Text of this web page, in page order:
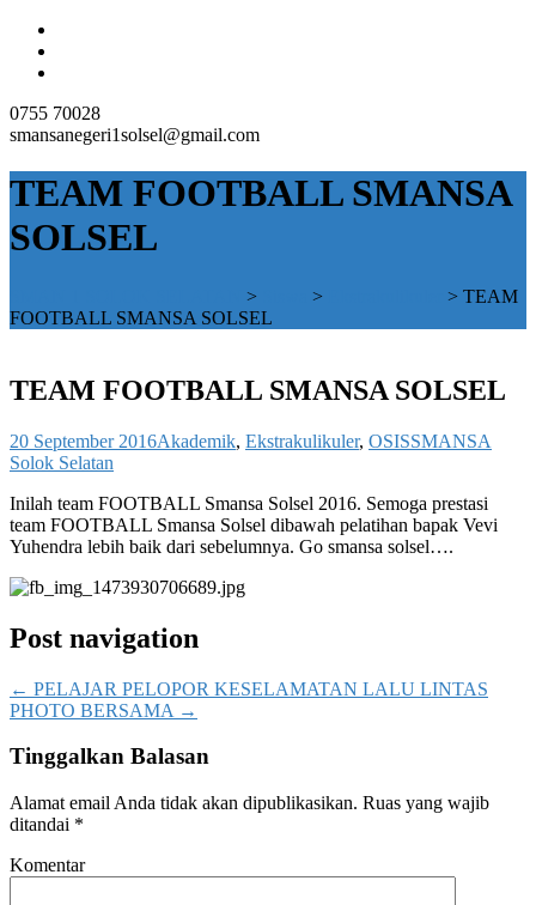
0755 70028
smansanegeri1solsel@gmail.com
TEAM FOOTBALL SMANSA
SOLSEL
> > > TEAM
FOOTBALL SMANSA SOLSEL
TEAM FOOTBALL SMANSA SOLSEL
20 September 2016Akademik, Ekstrakulikuler, OSISSMANSA
Solok Selatan
Inilah team FOOTBALL Smansa Solsel 2016. Semoga prestasi
team FOOTBALL Smansa Solsel dibawah pelatihan bapak Vevi
Yuhendra lebih baik dari sebelumnya. Go smansa solsel….
Post navigation
← PELAJAR PELOPOR KESELAMATAN LALU LINTAS
PHOTO BERSAMA →
Tinggalkan Balasan
Alamat email Anda tidak akan dipublikasikan. Ruas yang wajib
ditandai *
Komentar